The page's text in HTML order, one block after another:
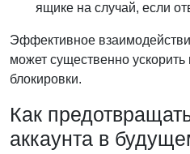
ящике на случай, если
Эффективное
может существенно ускорить
блокировки.
Как
аккаунта в